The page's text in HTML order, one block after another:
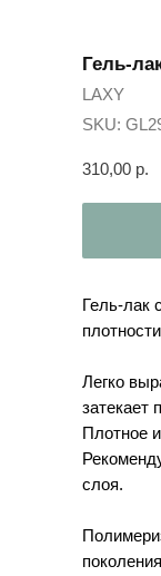
Гель-
LAXY
SKU:
310,00 р.
Гель-лак
Легко
затекает
Плотное
слоя.